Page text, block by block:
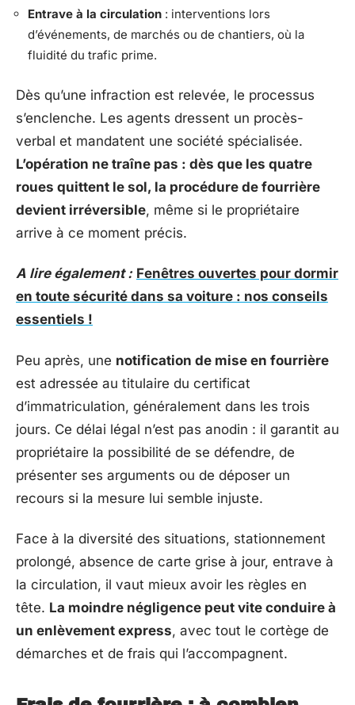
Entrave à la circulation : interventions lors
d’événements, de marchés ou de chantiers, où la
fluidité du trafic prime.
Dès qu’une infraction est relevée, le processus
s’enclenche. Les agents dressent un procès-
verbal et mandatent une société spécialisée.
L’opération ne traîne pas : dès que les quatre
roues quittent le sol, la procédure de fourrière
devient irréversible, même si le propriétaire
arrive à ce moment précis.
A lire également : Fenêtres ouvertes pour dormir
en toute sécurité dans sa voiture : nos conseils
essentiels !
Peu après, une notification de mise en fourrière
est adressée au titulaire du certificat
d’immatriculation, généralement dans les trois
jours. Ce délai légal n’est pas anodin : il garantit au
propriétaire la possibilité de se défendre, de
présenter ses arguments ou de déposer un
recours si la mesure lui semble injuste.
Face à la diversité des situations, stationnement
prolongé, absence de carte grise à jour, entrave à
la circulation, il vaut mieux avoir les règles en
tête. La moindre négligence peut vite conduire à
un enlèvement express, avec tout le cortège de
démarches et de frais qui l’accompagnent.